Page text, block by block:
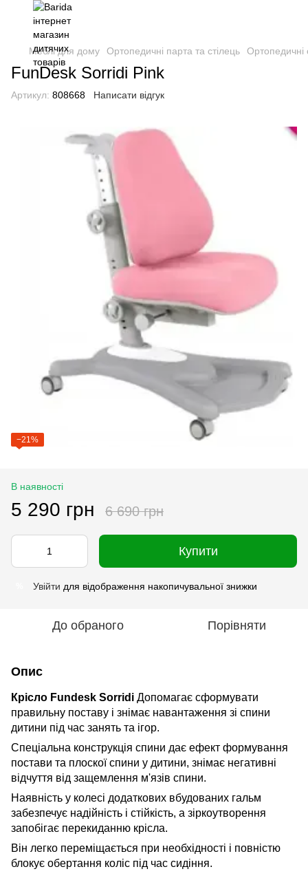
Меблі для дому Ортопедичні парта та стілець Ортопедичні
FunDesk Sorridi Pink
Артикул: 808668 Написати відгук
−21%
В наявності
5 290 грн 6 690 грн
Купити
Увійти для відображення накопичувальної знижки
До обраного Порівняти
Опис
Крісло Fundesk Sorridi Допомагає сформувати
правильну поставу і знімає навантаження зі спини
дитини під час занять та ігор.
Спеціальна конструкція спини дає ефект формування
постави та плоскої спини у дитини, знімає негативні
відчуття від защемлення м'язів спини.
Наявність у колесі додаткових вбудованих гальм
забезпечує надійність і стійкість, а зіркоутворення
запобігає перекиданню крісла.
Він легко переміщається при необхідності і повністю
блокує обертання коліс під час сидіння.